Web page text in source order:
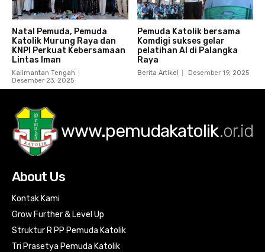
Natal Pemuda, Pemuda
Katolik Murung Raya dan
KNPI Perkuat Kebersamaan
Lintas Iman
Kalimantan Tengah
Desember 23, 2025
Pemuda Katolik bersama
Komdigi sukses gelar
pelatihan AI di Palangka
Raya
Berita Artikel Desember 19, 2025
www.pemudakatolik.or.id
About Us
Kontak Kami
Grow Further & Level Up
Struktur R PP Pemuda Katolik
Tri Prasetya Pemuda Katolik